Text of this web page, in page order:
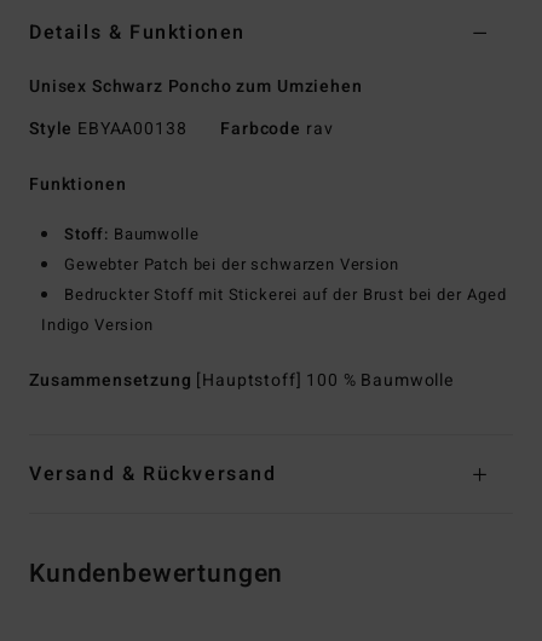
Details & Funktionen
Unisex Schwarz Poncho zum Umziehen
Style EBYAA00138 Farbcode rav
Funktionen
Stoff: Baumwolle
Gewebter Patch bei der schwarzen Version
Bedruckter Stoff mit Stickerei auf der Brust bei der Aged
Indigo Version
Zusammensetzung [Hauptstoff] 100 % Baumwolle
Versand & Rückversand
Kundenbewertungen